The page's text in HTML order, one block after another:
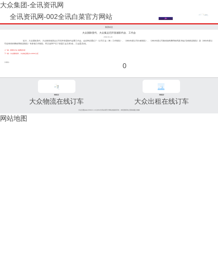
大众集团-全讯资讯网
全讯资讯网-002全讯白菜官方网站
集团动态
大众国际货代、大众集运召开首届职代会、工代会
2002-01-29
近日，大众国际货代、大众集装箱货运公司召开首届职代会暨工代会。会议审议通过了《公司工会（筹）工作报告》、《2001年度公司行政报告》、《2001年度公司集体福利费用使用及"四金"交纳情况报告》及《2001年度公
司业务招待费使用情况报告》等多项工作报告。民主选举产生了首届工会主席1名，工会委员2名。
上一篇：真情为大众 免费送年货
下一篇：大众国际货代、大众集运通过iso9001认证
分享到： 0
96811
大众物流在线订车
96822
大众出租在线订车
大众交通(www.96822.com)002全讯白菜官方网站的版权所有，未经授权禁止复制或建立镜像
网站地图